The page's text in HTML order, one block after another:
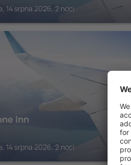
14 srpna 2026, 2 noci
Inn
14 srpna 2026, 2 noci